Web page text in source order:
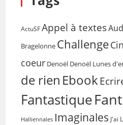
ActuSF Appel à textes
Bragelonne Challenge
coeur Denoël Denoël Lunes
de rien Ebook
Fantastique
Halliennales Imaginales J'ai